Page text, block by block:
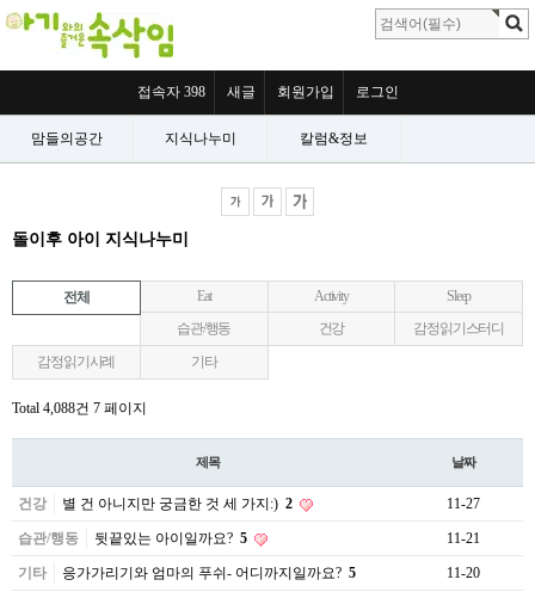
접속자 398 새글 회원가입 로그인
맘들의공간 지식나누미 칼럼&정보
돌이후 아이 지식나누미
전체 Eat Activity
Sleep
습관/행동
건강
감정읽기스터디
감정읽기사례
기타
Total 4,088건 7 페이지
제목 날짜
건강 별 건 아니지만 궁금한 것 세 가지:) 2 11-27
습관/행동 뒷끝있는 아이일까요? 5 11-21
기타 응가가리기와 엄마의 푸쉬- 어디까지일까요? 5 11-20